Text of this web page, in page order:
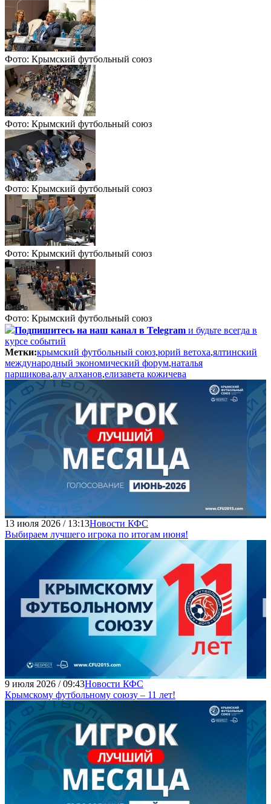
Фото: Крымский футбольный союз
Фото: Крымский футбольный союз
Фото: Крымский футбольный союз
Фото: Крымский футбольный союз
Фото: Крымский футбольный союз
Подпишитесь на наш канал в Telegram и будьте всегда в
курсе событий
Метки:крымский футбольный союз,юрий ветоха,ялтинский
международный экономический форум,наталья
паршикова,алу алханов,елизавета кожичева
13 июля 2026 / 13:13Новости КФС
Выбираем лучшего игрока по итогам июня!
9 июля 2026 / 09:43Новости КФС
Крымскому футбольному союзу – 11 лет!